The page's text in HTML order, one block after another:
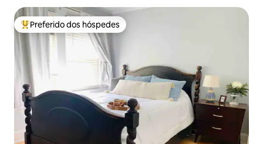
Entre os melhores preferidos dos hóspedes
Preferido dos hóspedes